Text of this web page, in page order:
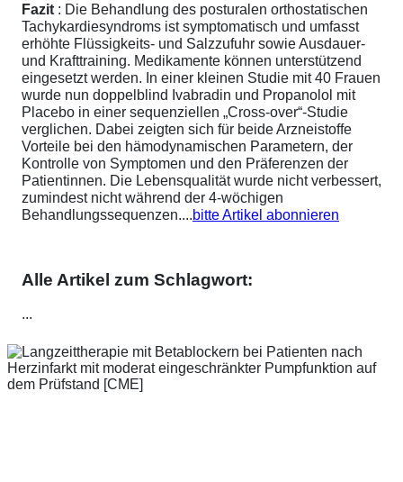
Fazit : Die Behandlung des posturalen orthostatischen
Tachykardiesyndroms ist symptomatisch und umfasst
erhöhte Flüssigkeits- und Salzzufuhr sowie Ausdauer-
und Krafttraining. Medikamente können unterstützend
eingesetzt werden. In einer kleinen Studie mit 40 Frauen
wurde nun doppelblind Ivabradin und Propanolol mit
Placebo in einer sequenziellen „Cross-over“-Studie
verglichen. Dabei zeigten sich für beide Arzneistoffe
Vorteile bei den hämodynamischen Parametern, der
Kontrolle von Symptomen und den Präferenzen der
Patientinnen. Die Lebensqualität wurde nicht verbessert,
zumindest nicht während der 4-wöchigen
Behandlungssequenzen....bitte Artikel abonnieren
Alle Artikel zum Schlagwort:
...